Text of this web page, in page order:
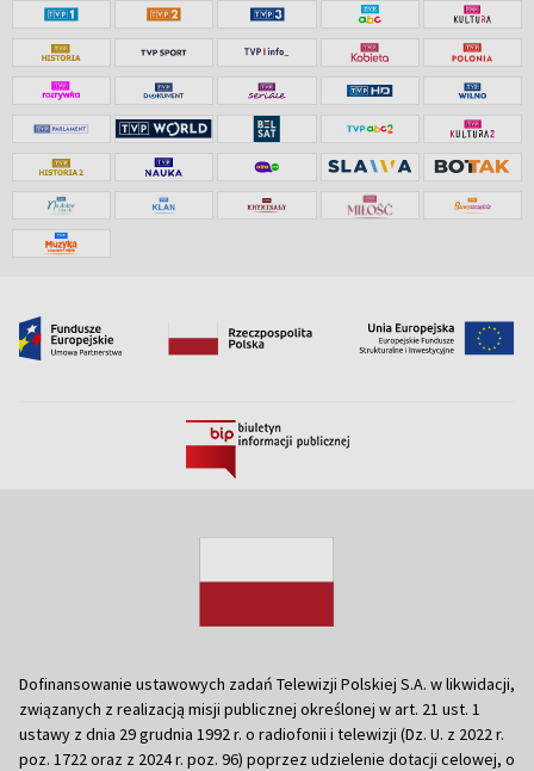
Dofinansowanie ustawowych zadań Telewizji Polskiej S.A. w likwidacji,
związanych z realizacją misji publicznej określonej w art. 21 ust. 1
ustawy z dnia 29 grudnia 1992 r. o radiofonii i telewizji (Dz. U. z 2022 r.
poz. 1722 oraz z 2024 r. poz. 96) poprzez udzielenie dotacji celowej, o